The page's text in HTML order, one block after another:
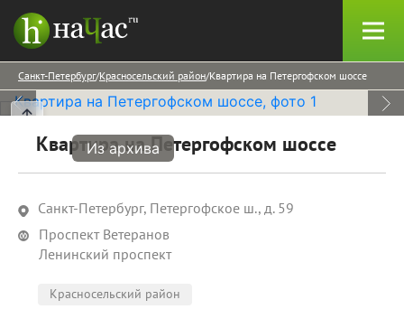
Санкт-Петербург Красносельский район Квартира на Петергофском шоссе
Из архива
Квартира на Петергофском шоссе
Санкт-Петербург, Петергофское ш., д. 59
Проспект Ветеранов
Ленинский проспект
Красносельский район